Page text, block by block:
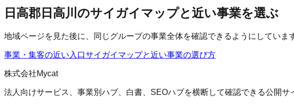
日高郡日高川のサイガイマップと近い事業を選ぶ
地域ページを見た後に、同じグループの事業全体を確認できるようにしていま
事業・集客の近い入口サイガイマップと近い事業の選び方
株式会社Mycat
法人向けサービス、事業別ハブ、白書、SEOハブを横断して確認できる公開サ